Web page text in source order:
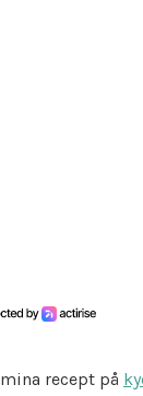
recept på